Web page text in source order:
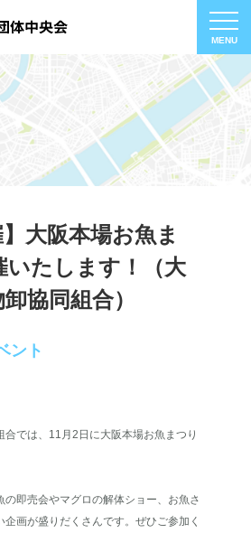
】大阪本場お魚ま
いたします！（大
協同組合）
ント
合では、11月2日に大阪本場お魚まつり
の即売会やマグロの解体ショー、お魚さ
画が盛りだくさんです。ぜひご参加く